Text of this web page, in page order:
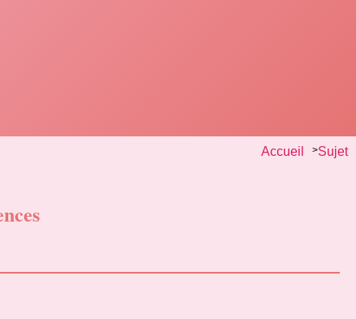
Accueil >Sujet